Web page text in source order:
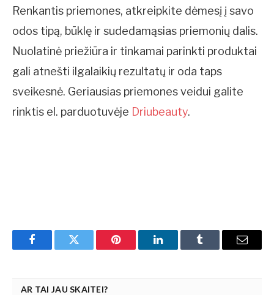
Renkantis priemones, atkreipkite dėmesį į savo
odos tipą, būklę ir sudedamąsias priemonių dalis.
Nuolatinė priežiūra ir tinkamai parinkti produktai
gali atnešti ilgalaikių rezultatų ir oda taps
sveikesnė. Geriausias priemones veidui galite
rinktis el. parduotuvėje Driubeauty.
FacebookTwitter Pinterest LinkedInTumblr Email
AR TAI JAU SKAITEI?